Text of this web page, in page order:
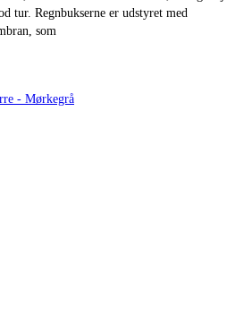
tur. Regnbukserne er udstyret med
som